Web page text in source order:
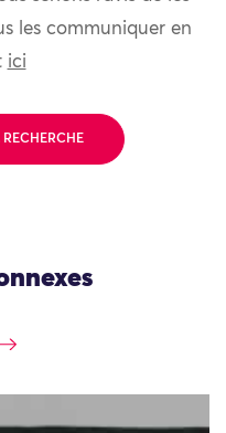
les communiquer en
ici